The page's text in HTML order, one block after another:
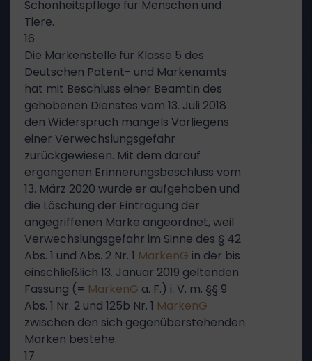
Schönheitspflege für Menschen und
Tiere.
16
Die Markenstelle für Klasse 5 des
Deutschen Patent- und Markenamts
hat mit Beschluss einer Beamtin des
gehobenen Dienstes vom 13. Juli 2018
den Widerspruch mangels Vorliegens
einer Verwechslungsgefahr
zurückgewiesen. Mit dem darauf
ergangenen Erinnerungsbeschluss vom
13. März 2020 wurde er aufgehoben und
die Löschung der Eintragung der
angegriffenen Marke angeordnet, weil
Verwechslungsgefahr im Sinne des § 42
Abs. 1 und Abs. 2 Nr. 1 MarkenG in der bis
einschließlich 13. Januar 2019 geltenden
Fassung (= MarkenG a. F.) i. V. m. §§ 9
Abs. 1 Nr. 2 und 125b Nr. 1 MarkenG
zwischen den sich gegenüberstehenden
Marken bestehe.
17